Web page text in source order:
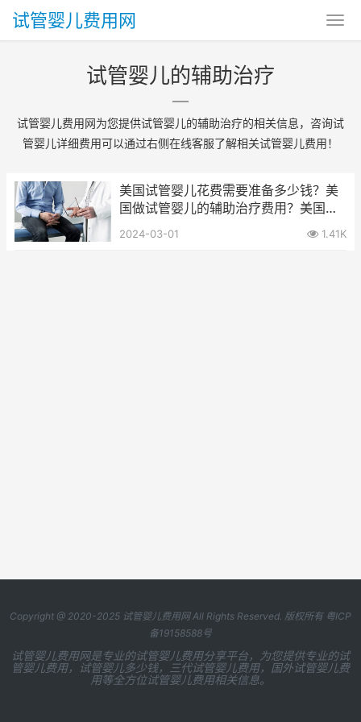
试管婴儿费用网
试管婴儿的辅助治疗
试管婴儿费用网为您提供试管婴儿的辅助治疗的相关信息，咨询试
管婴儿详细费用可以通过右侧在线客服了解相关试管婴儿费用！
美国试管婴儿花费需要准备多少钱？美
国做试管婴儿的辅助治疗费用？美国做
试管婴儿的其他费用？
2024-03-01 1.41K
Copyright @ 2020-2025 试管婴儿费用网All Rights Reserved. 版权所有 粤ICP
备19158588号
试管婴儿费用网是专业的试管婴儿费用分享平台，为您提供专业的试
管婴儿费用，试管婴儿多少钱，三代试管婴儿费用，国外试管婴儿费
用等全方位试管婴儿费用相关信息。